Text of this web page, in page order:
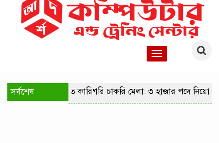
Toggle
সর্বশেষরাজধানীতে কারিগরি চাকরি মেলা: ৩ হাজার পদে নিয়োগের